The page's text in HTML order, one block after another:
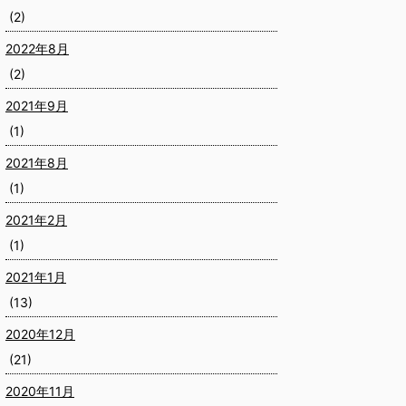
(2)
2022年8月
(2)
2021年9月
(1)
2021年8月
(1)
2021年2月
(1)
2021年1月
(13)
2020年12月
(21)
2020年11月